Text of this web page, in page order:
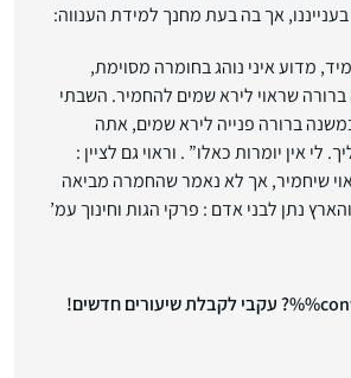
אך בה בעת מחנך למידת הענווה:
מדוע איני נוהג בחומרה מסוימת,
שראוי לירא שמים להחמיר. השבתי
ברורה פנייה לירא שמים, אתה
לי אין יומרות כאלו” . וראוי גם לציין :
שיחמיר, אך לא נאמר שהחמרה מביאה
נתן לבני אדם : פרקי הגות וחינוך עמ’